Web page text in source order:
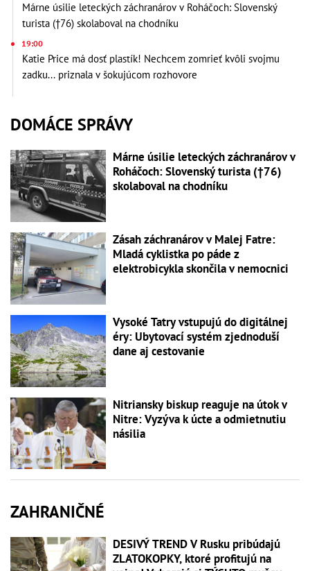
Márne úsilie leteckých záchranárov v Roháčoch: Slovenský
turista (†76) skolaboval na chodníku
19:00
Katie Price má dosť plastík! Nechcem zomrieť kvôli svojmu
zadku... priznala v šokujúcom rozhovore
DOMÁCE SPRÁVY
Márne úsilie leteckých záchranárov v
Roháčoch: Slovenský turista (†76)
skolaboval na chodníku
Zásah záchranárov v Malej Fatre:
Mladá cyklistka po páde z
elektrobicykla skončila v nemocnici
Vysoké Tatry vstupujú do digitálnej
éry: Ubytovací systém zjednoduší
dane aj cestovanie
Nitriansky biskup reaguje na útok v
Nitre: Vyzýva k úcte a odmietnutiu
násilia
ZAHRANIČNÉ
DESIVÝ TREND V Rusku pribúdajú
ZLATOKOPKY, ktoré profitujú na